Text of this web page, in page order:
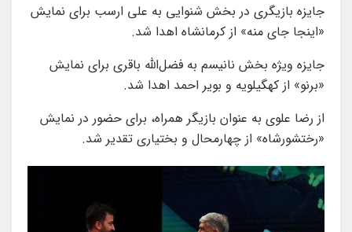
جایزه بازیگری در بخش شنوایی به علی ارسب برای نمایش
«اینجا جای منه» از کرمانشاه اهدا شد.
جایزه ویژه بخش نانیسم به فضل‌الله باقری برای نمایش
«برنو» از کهگیلویه و بویر احمد اهدا شد.
از رضا علوی به عنوان بازیگر همراه، برای حضور در نمایش
«رختشورشاه» از چهارمحال و بختیاری تقدیر شد.